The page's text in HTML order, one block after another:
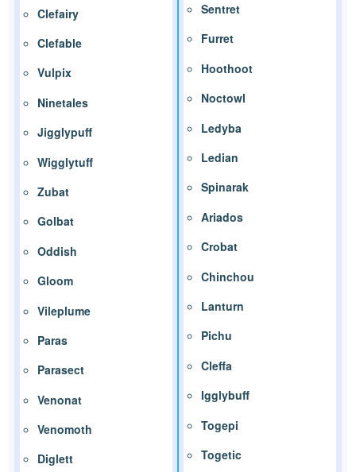
Clefairy
Clefable
Vulpix
Ninetales
Jigglypuff
Wigglytuff
Zubat
Golbat
Oddish
Gloom
Vileplume
Paras
Parasect
Venonat
Venomoth
Diglett
Sentret
Furret
Hoothoot
Noctowl
Ledyba
Ledian
Spinarak
Ariados
Crobat
Chinchou
Lanturn
Pichu
Cleffa
Igglybuff
Togepi
Togetic